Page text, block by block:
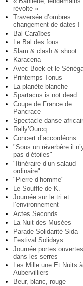
révolte »
Traversée d’ombres :
changement de dates !
Bal Caraïbes
Le Bal des fous
Slam & clash & shoot
Karacena
Avec Boek et le
Printemps Tonus
La planète blanche
Spartacus is not dead
Coupe de France de
Pancrace
Spectacle danse
Rally’Ourcq
Concert d’accordéons
"Sous un réverbère il
pas d’étoiles"
"Itinéraire d’un salaud
ordinaire"
"Pierre d’homme"
Le Souffle de K.
Journée sur le tri et
l’environnement
Actes Seconds
La Nuit des Musées
Parade Solidarité Sida
Festival Solidays
Journée portes ouvertes
dans les serres
Les Mille une Et Nuits à
Aubervilliers
Beur, blanc, rouge